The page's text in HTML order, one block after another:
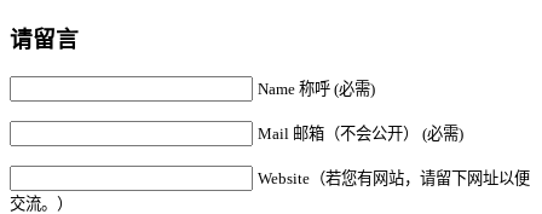
请留言
Name 称呼 (必需)
Mail 邮箱（不会公开） (必需)
Website（若您有网站，请留下网址以便
交流。）